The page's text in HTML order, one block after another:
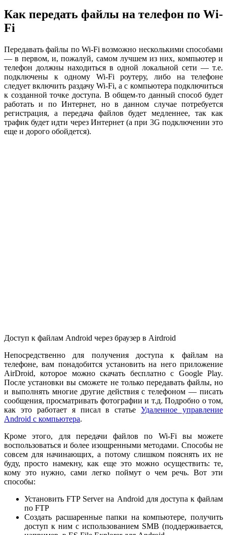
Как передать файлы на телефон по Wi-
Fi
Передавать файлы по Wi-Fi возможно несколькими способами
— в первом, и, пожалуй, самом лучшем из них, компьютер и
телефон должны находиться в одной локальной сети — т.е.
подключены к одному Wi-Fi роутеру, либо на телефоне
следует включить раздачу Wi-Fi, а с компьютера подключиться
к созданной точке доступа. В общем-то данный способ будет
работать и по Интернет, но в данном случае потребуется
регистрация, а передача файлов будет медленнее, так как
трафик будет идти через Интернет (а при 3G подключении это
еще и дорого обойдется).
Доступ к файлам Android через браузер в Airdroid
Непосредственно для получения доступа к файлам на
телефоне, вам понадобится установить на него приложение
AirDroid, которое можно скачать бесплатно с Google Play.
После установки вы сможете не только передавать файлы, но
и выполнять многие другие действия с телефоном — писать
сообщения, просматривать фотографии и т.д. Подробно о том,
как это работает я писал в статьеУдаленное управление
Android с компьютера.
Кроме этого, для передачи файлов по Wi-Fi вы можете
воспользоваться и более изощренными методами. Способы не
совсем для начинающих, а потому слишком пояснять их не
буду, просто намекну, как еще это можно осуществить: те,
кому это нужно, сами легко поймут о чем речь. Вот эти
способы:
Установить FTP Server на Android для доступа к файлам
по FTP
Создать расшаренные папки на компьютере, получить
доступ к ним с использованием SMB (поддерживается,